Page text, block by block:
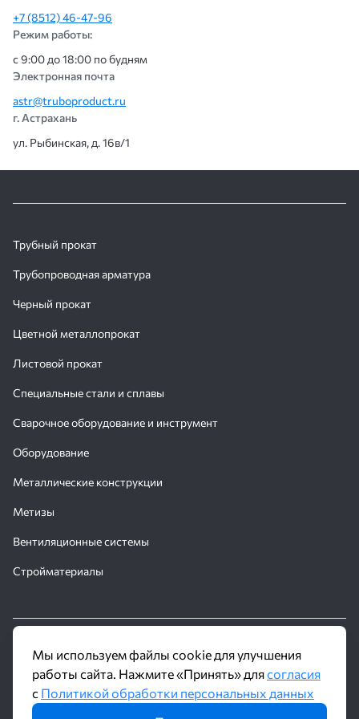
+7 (8512) 46-47-96
Режим работы:
с 9:00 до 18:00 по будням
Электронная почта
astr@truboproduct.ru
г. Астрахань
ул. Рыбинская, д. 16в/1
Трубный прокат
Трубопроводная арматура
Черный прокат
Цветной металлопрокат
Листовой прокат
Специальные стали и сплавы
Сварочное оборудование и инструмент
Оборудование
Металлические конструкции
Метизы
Вентиляционные системы
Стройматериалы
© 2016 - 2026 Производственное объединение «Трубное
Решение»
Политика обработки персональных данных
Мы используем файлы cookie для улучшения
работы сайта. Нажмите «Принять» длясогласия
с Политикой обработки персональных данных